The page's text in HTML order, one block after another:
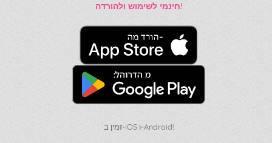
חינמי לשימוש ולהורדה!
זמין ב-iOS ו-Android!